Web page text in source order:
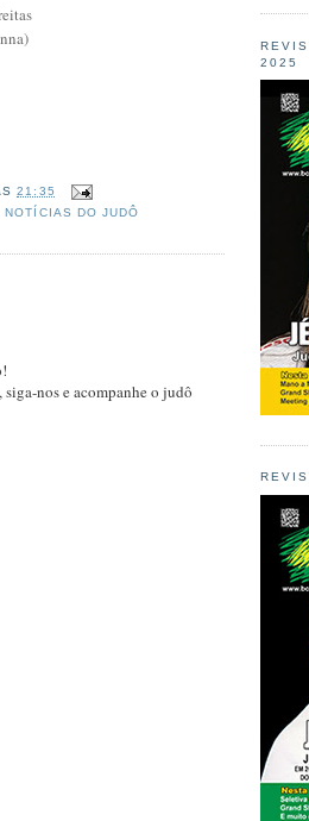
21:35
NOTÍCIAS DO JUDÔ
nos e acompanhe o judô
2025